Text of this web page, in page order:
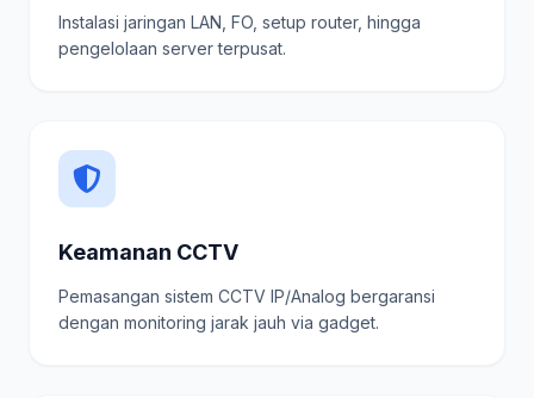
Instalasi jaringan LAN, FO, setup router, hingga
pengelolaan server terpusat.
Keamanan CCTV
Pemasangan sistem CCTV IP/Analog bergaransi
dengan monitoring jarak jauh via gadget.